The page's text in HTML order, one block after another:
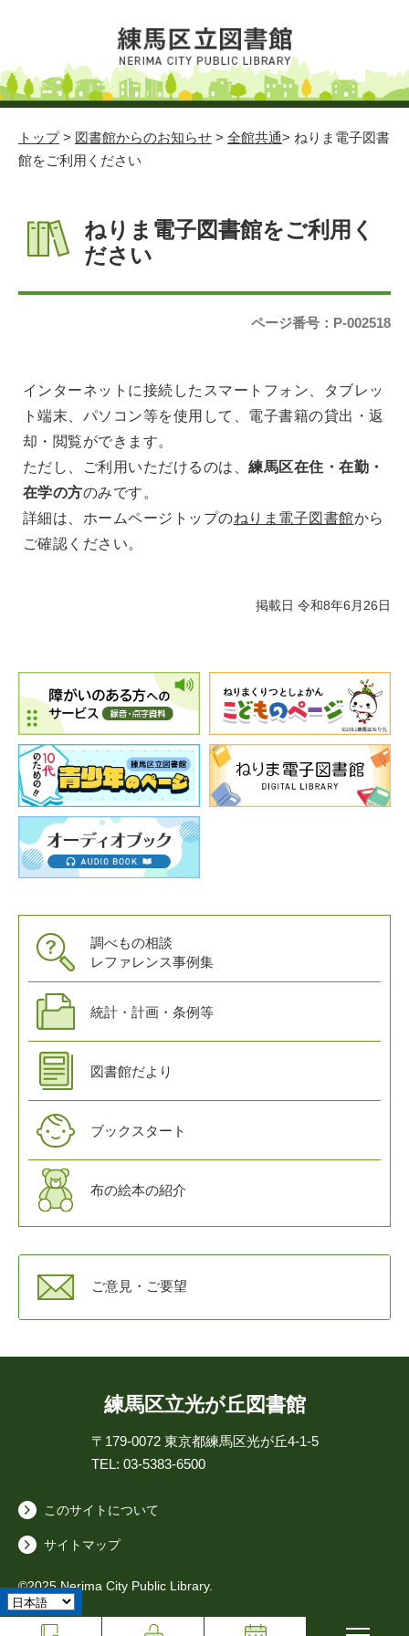
調べもの相談
レファレンス事例集
統計・計画・条例等
図書館だより
ブックスタート
布の絵本の紹介
ご意見・ご要望
トップ> 図書館からのお知らせ > 全館共通> ねりま電子図書
館をご利用ください
ねりま電子図書館をご利用く
ださい
ページ番号：P-002518
インターネットに接続したスマートフォン、タブレッ
ト端末、パソコン等を使用して、電子書籍の貸出・返
却・閲覧ができます。
ただし、ご利用いただけるのは、練馬区在住・在勤・
在学の方のみです。
詳細は、ホームページトップのねりま電子図書館から
ご確認ください。
掲載日 令和8年6月26日
練馬区立光が丘図書館
〒179-0072 東京都練馬区光が丘4-1-5
TEL: 03-5383-6500
このサイトについて
サイトマップ
©2025 Nerima City Public Library.